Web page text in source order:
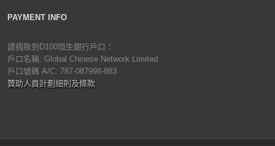
PAYMENT INFO
請捐款到D100恒生銀行戶口：
戶口名稱: Global Chinese Network Limited
戶口號碼 A/C: 787-087998-883
贊助人員計劃細則及條款